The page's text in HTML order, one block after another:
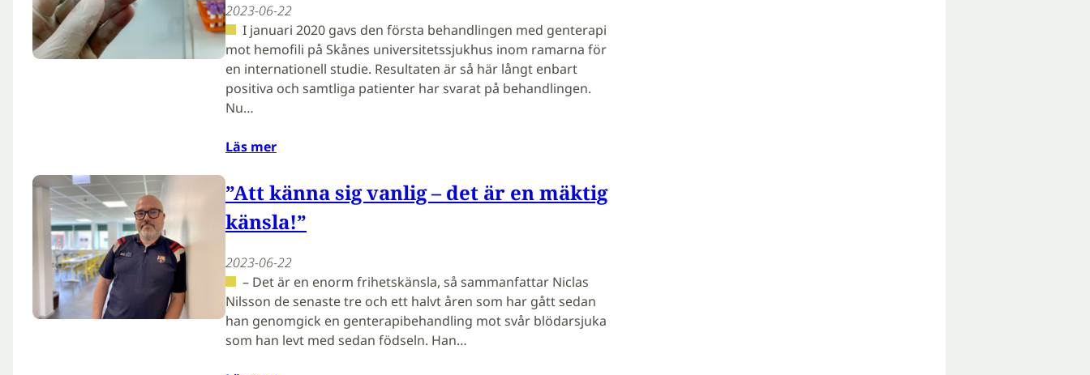
2023-06-22
I januari 2020 gavs den första behandlingen med genterapi
mot hemofili på Skånes universitetssjukhus inom ramarna för
en internationell studie. Resultaten är så här långt enbart
positiva och samtliga patienter har svarat på behandlingen.
Nu…
Läs mer
”Att känna sig vanlig – det är en mäktig
känsla!”
2023-06-22
– Det är en enorm frihetskänsla, så sammanfattar Niclas
Nilsson de senaste tre och ett halvt åren som har gått sedan
han genomgick en genterapibehandling mot svår blödarsjuka
som han levt med sedan födseln. Han…